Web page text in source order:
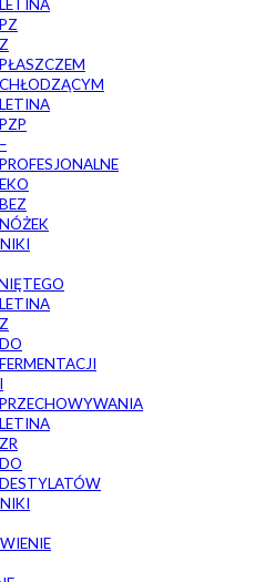
LETINA
PZ
Z
PŁASZCZEM
CHŁODZĄCYM
LETINA
PZP
–
PROFESJONALNE
EKO
BEZ
NÓŻEK
LETINA
Z
DO
FERMENTACJI
I
PRZECHOWYWANIA
LETINA
ZR
DO
DESTYLATÓW